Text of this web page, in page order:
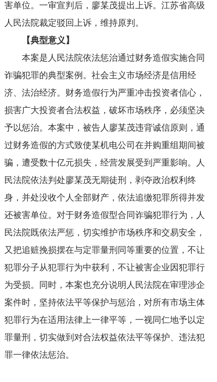
害单位。一审宣判后，廖某茂提出上诉。江苏省高级
人民法院裁定驳回上诉，维持原判。
【典型意义】
本案是人民法院依法惩治通过财务造假实施合同
诈骗犯罪的典型案例。社会主义市场经济是信用经
济、法治经济。财务造假行为严重冲击投资者信心，
损害广大投资者合法权益，破坏市场秩序，必须坚决
予以惩治。本案中，被告人廖某茂违背诚信原则，通
过财务造假的方式致使某机电公司在并购重组期间被
骗，遭受数十亿元损失，经营发展受到严重影响。人
民法院依法判处廖某茂无期徒刑，剥夺政治权利终
身，并处没收个人全部财产，依法追缴犯罪所得并发
还被害单位。对于财务造假型合同诈骗犯罪行为，人
民法院既依法严惩，切实维护市场秩序和交易安全，
又把追赃挽损摆在与定罪量刑同等重要的位置，不让
犯罪分子从犯罪行为中获利，不让被害企业因犯罪行
为受损。同时，本案也充分说明人民法院在审理涉企
案件时，坚持依法平等保护与惩治，对所有市场主体
犯罪行为在适用法律上一律平等，一视同仁地予以定
罪量刑，切实做到对合法权益依法平等保护、违法犯
罪一律依法惩治。